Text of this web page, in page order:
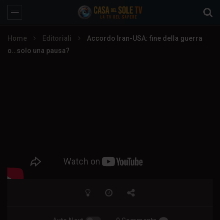
Home Editoriali
Accordo Iran-USA: fine della guerra
o…solo una pausa?